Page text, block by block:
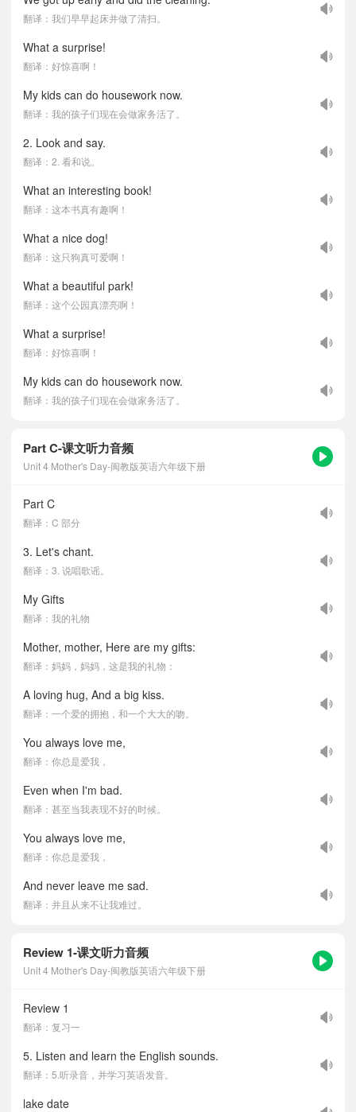
翻译：我们早早起床并做了清扫。
What a surprise!
翻译：好惊喜啊！
My kids can do housework now.
翻译：我的孩子们现在会做家务活了。
2. Look and say.
翻译：2. 看和说。
What an interesting book!
翻译：这本书真有趣啊！
What a nice dog!
翻译：这只狗真可爱啊！
What a beautiful park!
翻译：这个公园真漂亮啊！
What a surprise!
翻译：好惊喜啊！
My kids can do housework now.
翻译：我的孩子们现在会做家务活了。
Part C-课文听力音频
Unit 4 Mother's Day-闽教版英语六年级下册
Part C
翻译：C 部分
3. Let's chant.
翻译：3. 说唱歌谣。
My Gifts
翻译：我的礼物
Mother, mother, Here are my gifts:
翻译：妈妈，妈妈，这是我的礼物：
A loving hug, And a big kiss.
翻译：一个爱的拥抱，和一个大大的吻。
You always love me,
翻译：你总是爱我，
Even when I'm bad.
翻译：甚至当我表现不好的时候。
You always love me,
翻译：你总是爱我，
And never leave me sad.
翻译：并且从来不让我难过。
Review 1-课文听力音频
Unit 4 Mother's Day-闽教版英语六年级下册
Review 1
翻译：复习一
5. Listen and learn the English sounds.
翻译：5.听录音，并学习英语发音。
lake date